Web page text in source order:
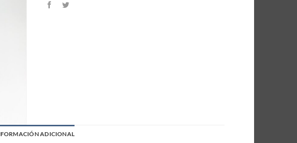
ADICIONAL